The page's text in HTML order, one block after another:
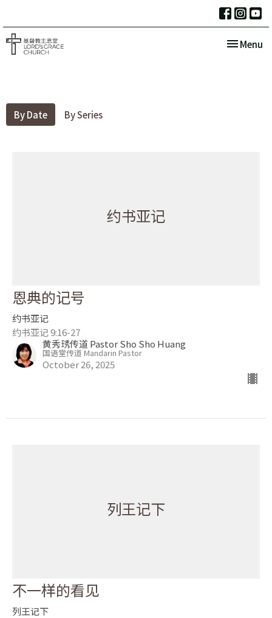
Toggle
Menu
By Date By Series
约书亚记
恩典的记号
约书亚记
约书亚记 9:16-27
黄秀琇传道 Pastor Sho Sho Huang
国语堂传道 Mandarin Pastor
October 26, 2025
列王记下
不一样的看见
列王记下